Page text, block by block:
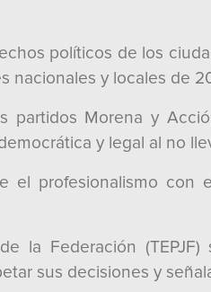
políticos de los
nacionales y locales de
partidos Morena y
y legal al no
el profesionalismo con
la Federación
sus decisiones y